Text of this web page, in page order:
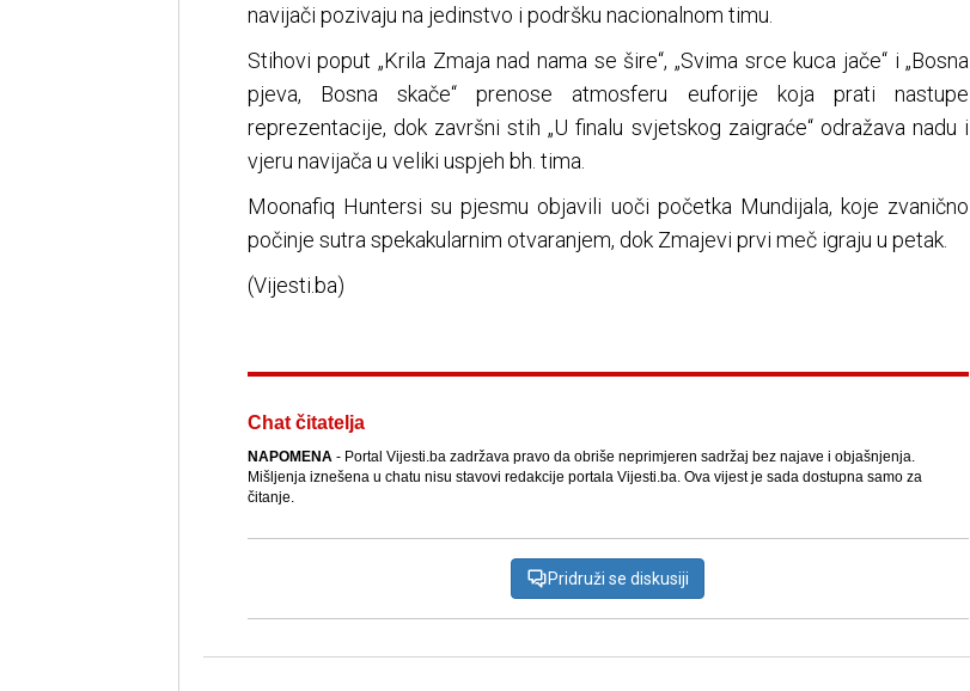
navijači pozivaju na jedinstvo i podršku nacionalnom timu.
Stihovi poput „Krila Zmaja nad nama se šire“, „Svima srce kuca jače“ i „Bosna
pjeva, Bosna skače“ prenose atmosferu euforije koja prati nastupe
reprezentacije, dok završni stih „U finalu svjetskog zaigraće“ odražava nadu i
vjeru navijača u veliki uspjeh bh. tima.
Moonafiq Huntersi su pjesmu objavili uoči početka Mundijala, koje zvanično
počinje sutra spekakularnim otvaranjem, dok Zmajevi prvi meč igraju u petak.
(Vijesti.ba)
Chat čitatelja
NAPOMENA- Portal Vijesti.ba zadržava pravo da obriše neprimjeren sadržaj bez najave i objašnjenja.
Mišljenja iznešena u chatu nisu stavovi redakcije portala Vijesti.ba. Ova vijest je sada dostupna samo za
čitanje.
Pridruži se diskusiji